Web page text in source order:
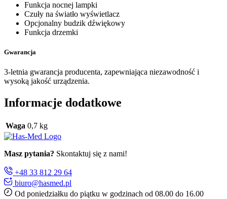
Funkcja nocnej lampki
Czuły na światło wyświetlacz
Opcjonalny budzik dźwiękowy
Funkcja drzemki
Gwarancja
3-letnia gwarancja producenta, zapewniająca niezawodność i
wysoką jakość urządzenia.
Informacje dodatkowe
Waga 0,7 kg
Masz pytania? Skontaktuj się z nami!
+48 33 812 29 64
biuro@hasmed.pl
Od poniedziałku do piątku w godzinach od 08.00 do 16.00